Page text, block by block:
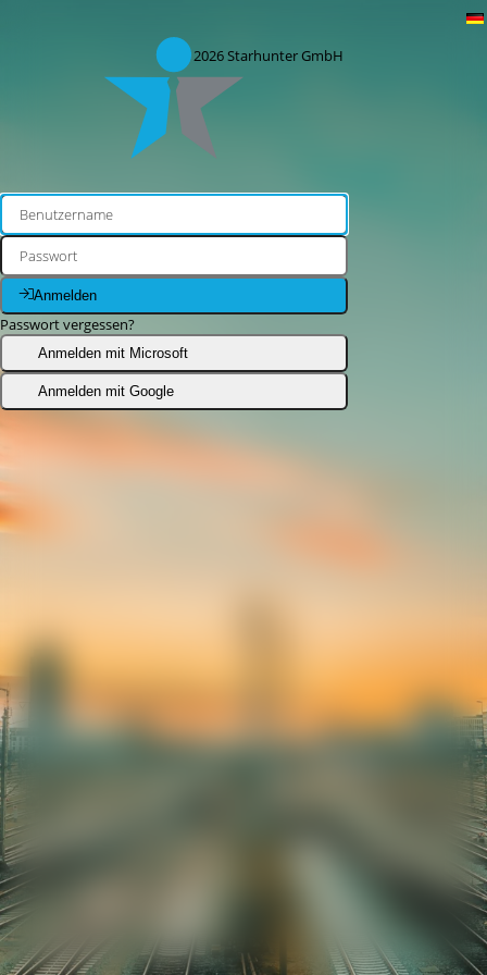
Anmelden
Passwort vergessen?
Anmelden mit Microsoft
Anmelden mit Google
© 2026Starhunter GmbH